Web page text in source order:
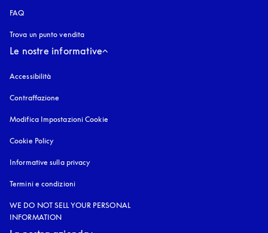
FAQ
Trova un punto vendita
Le nostre informative
Accessibilità
Contraffazione
Modifica Impostazioni Cookie
Cookie Policy
Informative sulla privacy
Termini e condizioni
WE DO NOT SELL YOUR PERSONAL
INFORMATION